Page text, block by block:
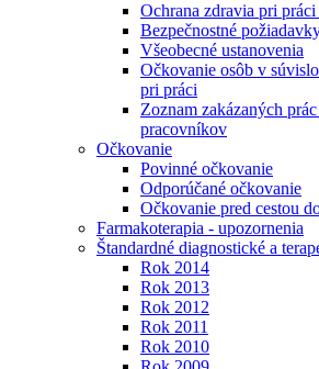
Ochrana zdravia pri
Bezpečnostné
Všeobecné ustanovenia
Očkovanie osôb v
pri práci
Zoznam zakázaných
pracovníkov
Očkovanie
Povinné očkovanie
Odporúčané očkovanie
Očkovanie pred cestou
Farmakoterapia - upozornenia
Štandardné diagnostické a
Rok 2014
Rok 2013
Rok 2012
Rok 2011
Rok 2010